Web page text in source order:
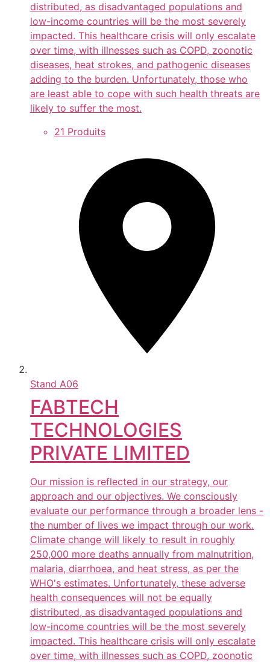
distributed, as disadvantaged populations and
low-income countries will be the most severely
impacted. This healthcare crisis will only escalate
over time, with illnesses such as COPD, zoonotic
diseases, heat strokes, and pathogenic diseases
adding to the burden. Unfortunately, those who
are least able to cope with such health threats are
likely to suffer the most.
21 Produits
Stand A06
FABTECH
TECHNOLOGIES
PRIVATE LIMITED
Our mission is reflected in our strategy, our
approach and our objectives. We consciously
evaluate our performance through a broader lens -
the number of lives we impact through our work.
Climate change will likely to result in roughly
250,000 more deaths annually from malnutrition,
malaria, diarrhoea, and heat stress, as per the
WHO's estimates. Unfortunately, these adverse
health consequences will not be equally
distributed, as disadvantaged populations and
low-income countries will be the most severely
impacted. This healthcare crisis will only escalate
over time, with illnesses such as COPD, zoonotic